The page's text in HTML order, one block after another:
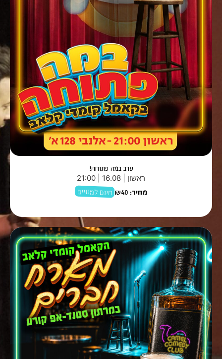
ערב במה פתוחה!
ראשון | 16.08 | 21:00
מחיר: ₪40 חינם למנויים